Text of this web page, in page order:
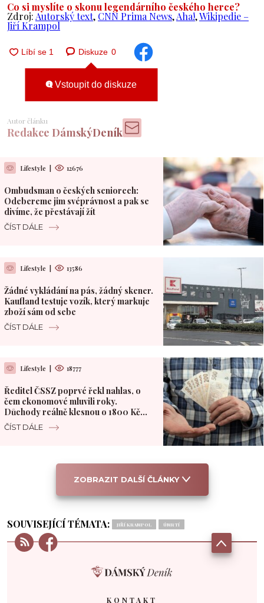
Co si myslíte o skonu legendárního českého herce?
Zdroj: Autorský text, CNN Prima News,Aha!,Wikipedie –
Jiří Krampol
Diskuze 0
Vstoupit do diskuze
Autor článku
Redakce DámskýDeník
Lifestyle | 12676
Ombudsman o českých seniorech:
Odebereme jim svéprávnost a pak se
divíme, že přestávají žít
ČÍST DÁLE
Lifestyle | 13586
Žádné vykládání na pás, žádný skener.
Kaufland testuje vozík, který markuje
zboží sám od sebe
ČÍST DÁLE
Lifestyle | 18777
Ředitel ČSSZ poprvé řekl nahlas, o
čem ekonomové mluvili roky.
Důchody reálně klesnou o 1800 Kč
měsíčně
ČÍST DÁLE
ZOBRAZIT DALŠÍ ČLÁNKY
SOUVISEJÍCÍ TÉMATA: JIŘÍ KRAMPOL ÚMRTÍ
KONTAKT